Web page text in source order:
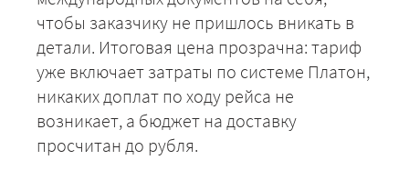
чтобы заказчику не пришлось вникать в
детали. Итоговая цена прозрачна: тариф
уже включает затраты по системе Платон,
никаких доплат по ходу рейса не
возникает, а бюджет на доставку
просчитан до рубля.
ЗАКАЗАТЬ